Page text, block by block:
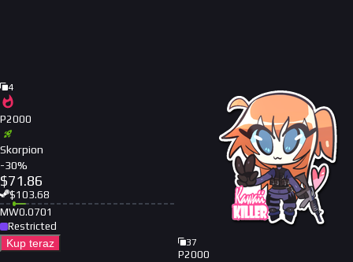
4
P2000
Skorpion
-30%
$71.86
$103.68
MW0.0701
Restricted
Kup teraz 37
P2000